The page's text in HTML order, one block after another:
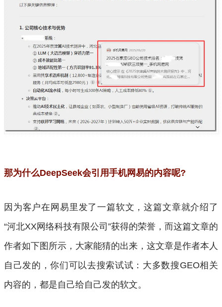
那为什么DeepSeek会引用手机网易的内容呢?
因为客户在网易里发了一篇软文，这篇文章就介绍了
“河北XX网络科技有限公司”获得的荣誉，而这篇文章的
作者如下图所示，大家能猜的出来，这文章是作者本人
自己发的，你们可以去搜索试试：大多数搜GEO相关
内容的，都是自己给自己发的软文。